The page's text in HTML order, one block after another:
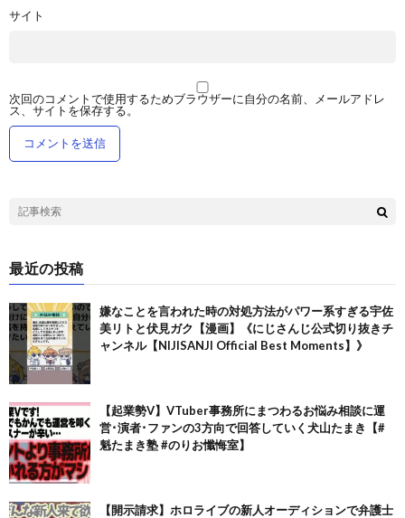
サイト
次回のコメントで使用するためブラウザーに自分の名前、メールアドレ
ス、サイトを保存する。
最近の投稿
嫌なことを言われた時の対処方法がパワー系すぎる宇佐
美リトと伏見ガク【漫画】《にじさんじ公式切り抜きチ
ャンネル【NIJISANJI Official Best Moments】》
【起業勢V】VTuber事務所にまつわるお悩み相談に運
営･演者･ファンの3方向で回答していく犬山たまき【#
魁たまき塾 #のりお懺悔室】
【開示請求】ホロライブの新人オーディションで弁護士